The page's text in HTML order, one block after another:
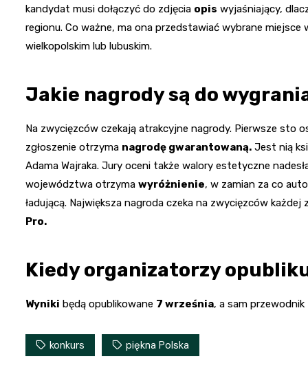
kandydat musi dołączyć do zdjęcia opis wyjaśniający,
regionu. Co ważne, ma ona przedstawiać wybrane
wielkopolskim lub lubuskim.
Jakie nagrody są do
Na zwycięzców czekają atrakcyjne nagrody. Pierwsze sto
zgłoszenie otrzyma nagrodę gwarantowaną. Jest nią
Adama Wajraka. Jury oceni także walory estetyczne
województwa otrzyma wyróżnienie, w zamian za co
ładującą. Największa nagroda czeka na zwycięzców
Pro.
Kiedy organizatorzy
Wyniki będą opublikowane 7 września, a sam
konkurs piękna Polska